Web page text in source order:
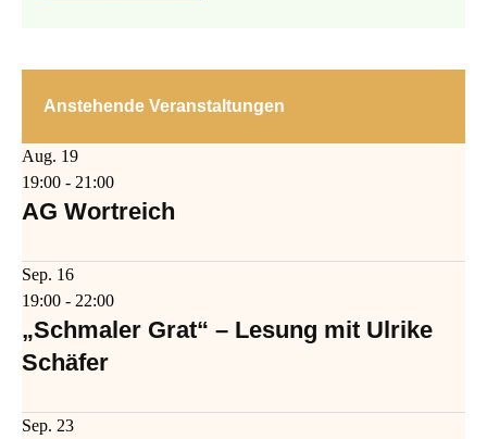
Anstehende Veranstaltungen
Aug. 19
19:00 - 21:00
AG Wortreich
Sep. 16
19:00 - 22:00
„Schmaler Grat“ – Lesung mit Ulrike
Schäfer
Sep. 23